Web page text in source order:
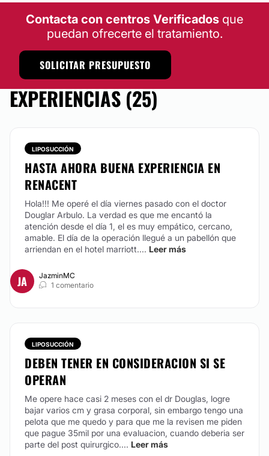
Contacta con centros Verificados que
puedan ofrecerte el tratamiento.
SOLICITAR PRESUPUESTO
EXPERIENCIAS (25)
LIPOSUCCIÓN
HASTA AHORA BUENA EXPERIENCIA EN
RENACENT
Hola!!! Me operé el día viernes pasado con el doctor
Douglar Arbulo. La verdad es que me encantó la
atención desde el día 1, el es muy empático, cercano,
amable. El día de la operación llegué a un pabellón que
arriendan en el hotel marriott.... Leer más
JA
JazminMC
1 comentario
LIPOSUCCIÓN
DEBEN TENER EN CONSIDERACION SI SE
OPERAN
Me opere hace casi 2 meses con el dr Douglas, logre
bajar varios cm y grasa corporal, sin embargo tengo una
pelota que me quedo y para que me la revisen me piden
que pague 35mil por una evaluacion, cuando deberia ser
parte del post quirurgico.... Leer más